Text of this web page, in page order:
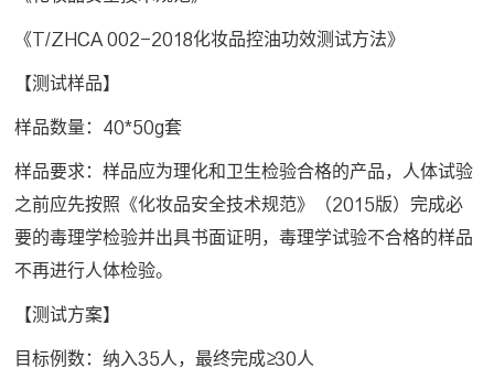
《T/ZHCA 002-2018化妆品控油功效测试方法》
【测试样品】
样品数量：40*50g套
样品要求：样品应为理化和卫生检验合格的产品，人体试验
之前应先按照《化妆品安全技术规范》（2015版）完成必
要的毒理学检验并出具书面证明，毒理学试验不合格的样品
不再进行人体检验。
【测试方案】
目标例数：纳入35人，最终完成≥30人